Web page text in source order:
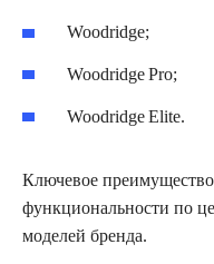
Woodridge;
Woodridge Pro;
Woodridge Elite.
Ключевое
функциональности по
моделей бренда.